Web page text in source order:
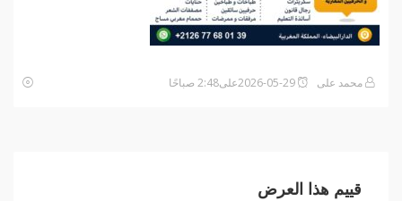
محمد على
قييم هذا العرض